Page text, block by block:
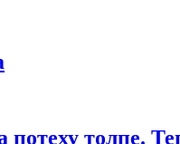
толпе.